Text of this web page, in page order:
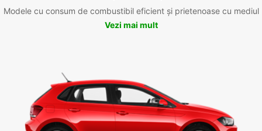
Modele cu consum de combustibil eficient și prietenoase cu mediul
Vezi mai mult